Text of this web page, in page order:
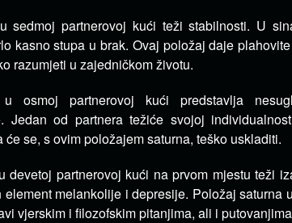
sedmoj partnerovoj kući teži stabilnosti. U
kasno stupa u brak. Ovaj položaj daje
razumjeti u zajedničkom životu.
u osmoj partnerovoj kući predstavlja
Jedan od partnera težiće svojoj
će se, s ovim položajem saturna, teško uskladiti.
devetoj partnerovoj kući na prvom mjestu teži
element melankolije i depresije. Položaj saturna
vjerskim i filozofskim pitanjima, ali i